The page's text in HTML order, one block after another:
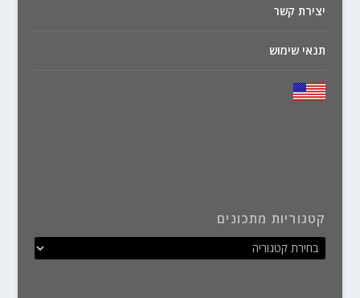
יצירת קשר
תנאי שימוש
קטגוריות מתכונים